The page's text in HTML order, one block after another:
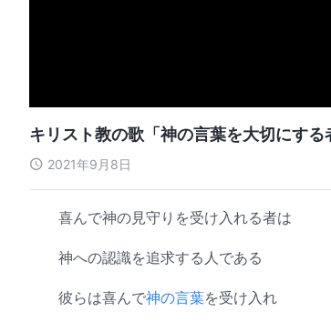
キリスト教の歌「神の言葉を大切にす
2021年9月8日
喜んで神の見守りを受け入れる者は
神への認識を追求する人である
彼らは喜んで神の言葉を受け入れ